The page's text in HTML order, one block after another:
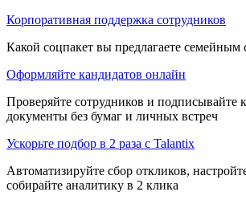
Корпоративная поддержка сотрудников
Какой соцпакет вы предлагаете семейным
Оформляйте кандидатов онлайн
Проверяйте сотрудников и подписывайте
документы без бумаг и личных встреч
Ускорьте подбор в 2 раза с Talantix
Автоматизируйте сбор откликов,
собирайте аналитику в 2 клика